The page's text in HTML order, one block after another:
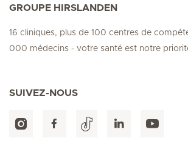
GROUPE HIRSLANDEN
16 cliniques, plus de 100 centres de
000 médecins - votre santé est notre
SUIVEZ-NOUS